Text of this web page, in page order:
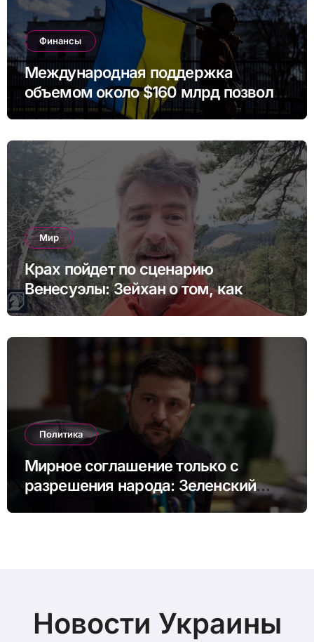
Финансы
Международная поддержка
объемом около $160 млрд позволит
Украине профинансировать
Мир
Крах пойдет по сценарию
Венесуэлы: Зейхан о том, как
может выглядеть коллапс Китая
Политика
Мирное соглашение только с
разрешения народа: Зеленский
назвал возможные сроки
Новости Украины